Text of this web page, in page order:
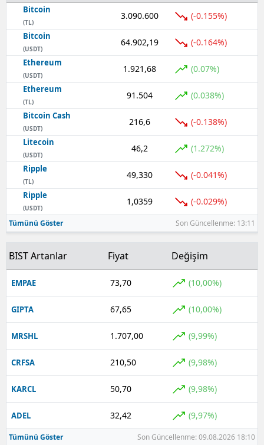
Bitcoin
(TL)
3.090.600 (-0.155%)
Bitcoin
(USDT)
64.902,19 (-0.164%)
Ethereum
(USDT)
1.921,68 (0.07%)
Ethereum
(TL)
91.504 (0.038%)
Bitcoin Cash
(USDT)
216,6 (-0.138%)
Litecoin
(USDT)
46,2 (1.272%)
Ripple
(TL)
49,330 (-0.041%)
Ripple
(USDT)
1,0359 (-0.029%)
Tümünü Göster Son Güncellenme: 13:11
BIST Artanlar Fiyat Değişim
EMPAE 73,70 (10,00%)
GIPTA 67,65 (10,00%)
MRSHL 1.707,00 (9,99%)
CRFSA 210,50 (9,98%)
KARCL 50,70 (9,98%)
ADEL 32,42 (9,97%)
Tümünü Göster Son Güncellenme: 09.08.2026 18:10